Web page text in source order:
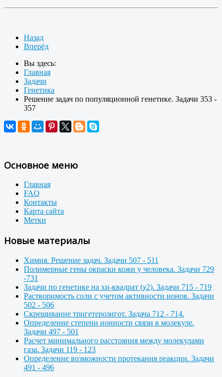
Назад
Вперёд
Вы здесь:
Главная
Задачи
Генетика
Решение задач по популяционной генетике. Задачи 353 -
357
Основное меню
Главная
FAQ
Контакты
Карта сайта
Метки
Новые материалы
Химия. Решение задач. Задачи 507 - 511
Полимерные гены окраски кожи у человека. Задачи 729
-731
Задачи по генетике на хи-квадрат (χ2). Задачи 715 - 719
Растворимость соли с учетом активности ионов. Задачи
502 - 506
Скрещивание тригетерозигот. Задача 712 - 714.
Определение степени ионности связи в молекуле.
Задачи 497 - 501
Расчет минимального расстояния между молекулами
газа. Задачи 119 - 123
Определение возможности протекания реакции. Задачи
491 - 496